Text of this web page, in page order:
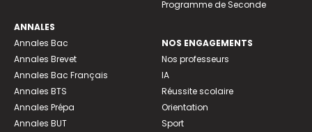
ANNALES
Annales Bac
Annales Brevet
Annales Bac Français
Annales BTS
Annales Prépa
Annales BUT
Programme de Seconde
NOS ENGAGEMENTS
Nos professeurs
IA
Réussite scolaire
Orientation
Sport